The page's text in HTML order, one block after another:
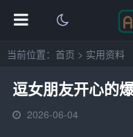
当前位置： 首页 > 实用资料
逗女朋友开心的
2026-06-04